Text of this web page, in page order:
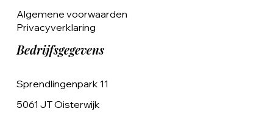
Algemene voorwaarden
Privacyverklaring
Bedrijfsgegevens
Sprendlingenpark 11
5061 JT Oisterwijk